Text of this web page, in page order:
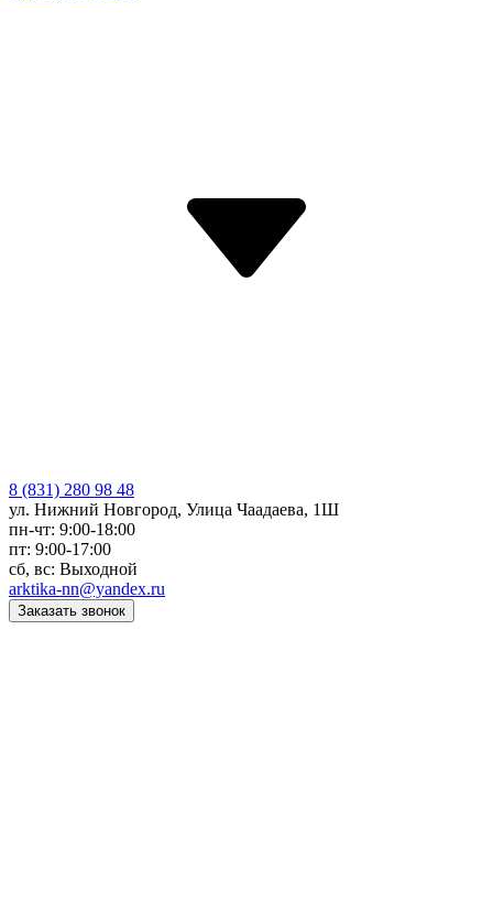
8 (831) 280 98 48
ул. Нижний Новгород, Улица Чаадаева, 1Ш
пн-чт: 9:00-18:00
пт: 9:00-17:00
сб, вс: Выходной
arktika-nn@yandex.ru
Заказать звонок